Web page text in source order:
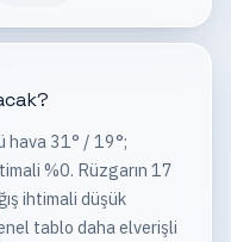
hava 31° / 19°;
%0. Rüzgarın 17
ihtimali düşük
tablo daha elverişli